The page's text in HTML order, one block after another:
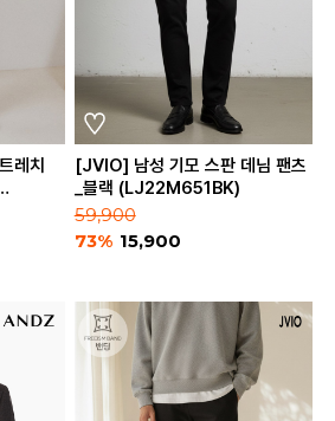
레치
[JVIO] 남성 기모 스판 데님 팬츠
_블랙 (LJ22M651BK)
59,900
73% 15,900